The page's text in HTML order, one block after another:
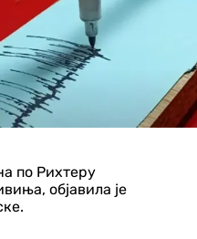
по Рихтеру
објавила је